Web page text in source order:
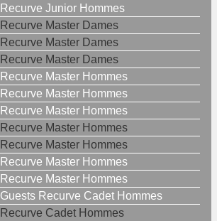
Recurve Junior Hommes
Recurve Master Dames
Recurve Master Dames
Recurve Master Dames
Recurve Master Hommes
Recurve Master Hommes
Recurve Master Hommes
Recurve Master Hommes
Recurve Master Hommes
Recurve Master Hommes
Recurve Master Hommes
Guests Recurve Cadet Hommes
Recurve Cadet Hommes